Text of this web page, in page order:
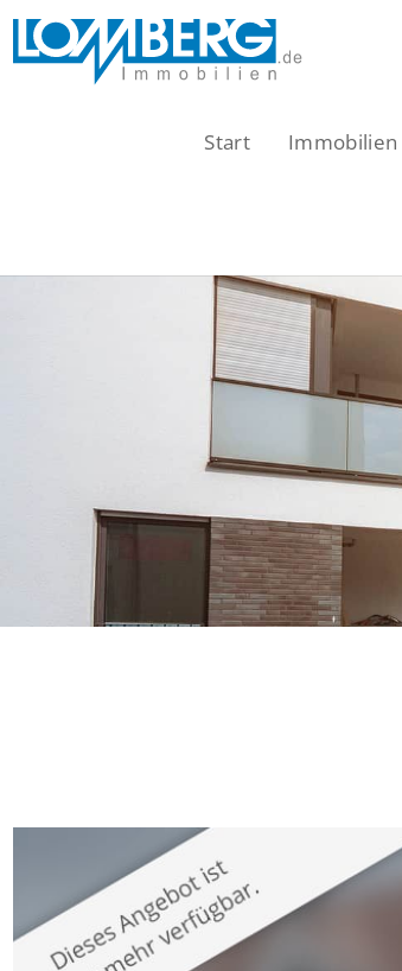
Zum
Inhalt
Start Immobilien